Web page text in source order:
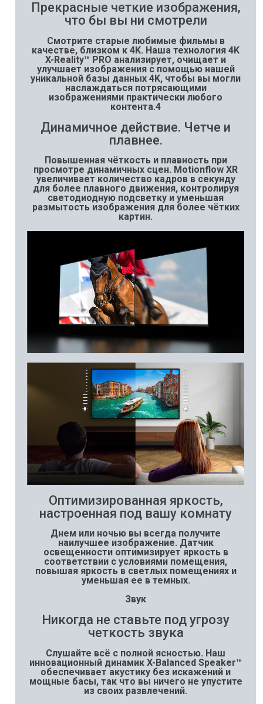
Прекрасные четкие изображения,
что бы вы ни смотрели
Смотрите старые любимые фильмы в
качестве, близком к 4K. Наша технология 4K
X-Reality™ PRO анализирует, очищает и
улучшает изображения с помощью нашей
уникальной базы данных 4K, чтобы вы могли
наслаждаться потрясающими
изображениями практически любого
контента.4
Динамичное действие. Четче и
плавнее.
Повышенная чёткость и плавность при
просмотре динамичных сцен. Motionflow XR
увеличивает количество кадров в секунду
для более плавного движения, контролируя
светодиодную подсветку и уменьшая
размытость изображения для более чётких
картин.
Оптимизированная яркость,
настроенная под вашу комнату
Днем или ночью вы всегда получите
наилучшее изображение. Датчик
освещенности оптимизирует яркость в
соответствии с условиями помещения,
повышая яркость в светлых помещениях и
уменьшая ее в темных.
Звук
Никогда не ставьте под угрозу
четкость звука
Слушайте всё с полной ясностью. Наш
инновационный динамик X-Balanced Speaker™
обеспечивает акустику без искажений и
мощные басы, так что вы ничего не упустите
из своих развлечений.